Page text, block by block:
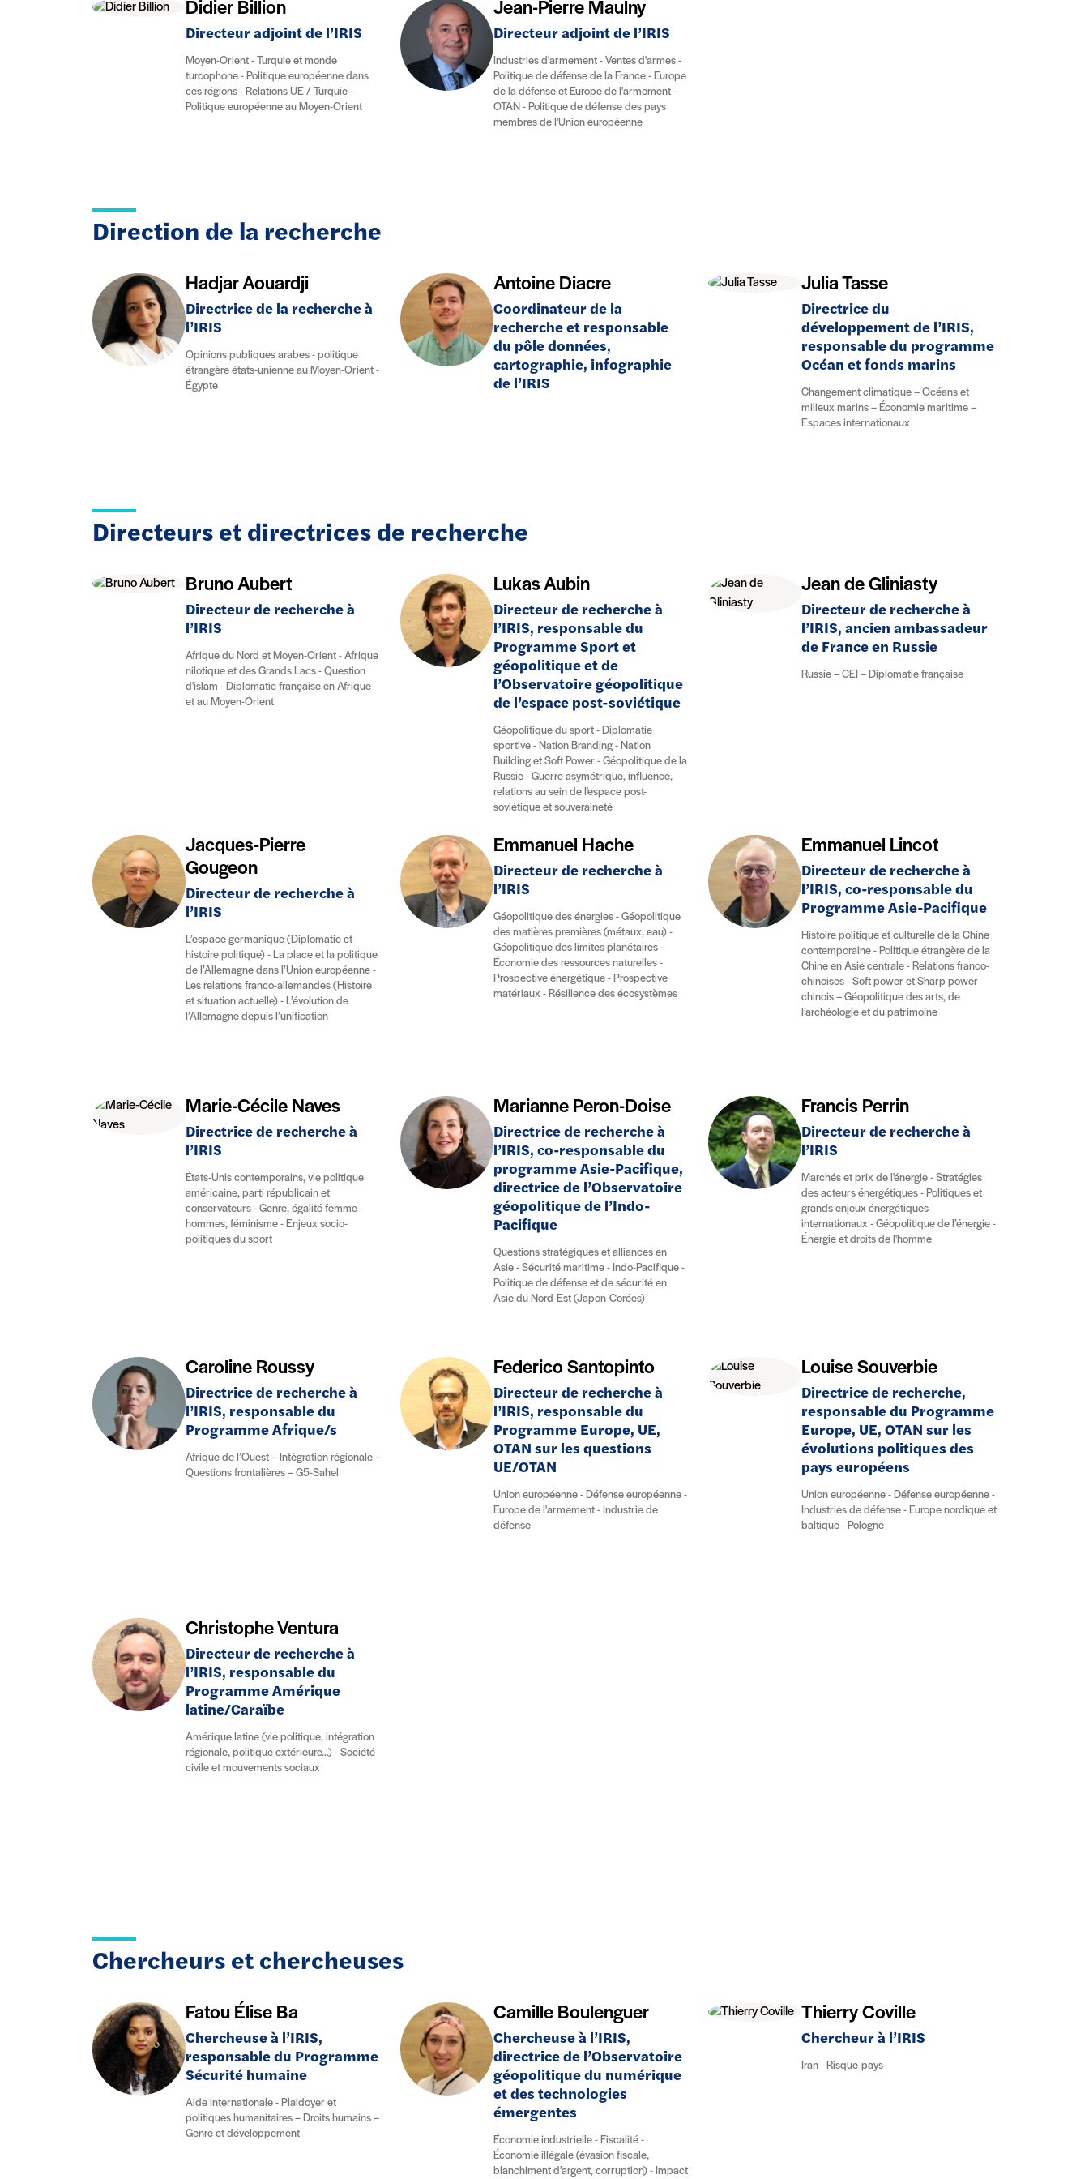
Didier Billion
Directeur adjoint de l’IRIS
Moyen-Orient - Turquie et monde
turcophone - Politique européenne dans
ces régions - Relations UE / Turquie -
Politique européenne au Moyen-Orient
Jean-Pierre Maulny
Directeur adjoint de l’IRIS
Industries d'armement - Ventes d'armes -
Politique de défense de la France - Europe
de la défense et Europe de l'armement -
OTAN - Politique de défense des pays
membres de l'Union européenne
Direction de la recherche
Hadjar Aouardji
Directrice de la recherche à
l’IRIS
Opinions publiques arabes - politique
étrangère états-unienne au Moyen-Orient -
Égypte
Antoine Diacre
Coordinateur de la
recherche et responsable
du pôle données,
cartographie, infographie
de l’IRIS
Julia Tasse
Directrice du
développement de l’IRIS,
responsable du programme
Océan et fonds marins
Changement climatique – Océans et
milieux marins – Économie maritime –
Espaces internationaux
Directeurs et directrices de recherche
Bruno Aubert
Directeur de recherche à
l’IRIS
Afrique du Nord et Moyen-Orient - Afrique
nilotique et des Grands Lacs - Question
d'islam - Diplomatie française en Afrique
et au Moyen-Orient
Lukas Aubin
Directeur de recherche à
l’IRIS, responsable du
Programme Sport et
géopolitique et de
l’Observatoire géopolitique
de l’espace post-soviétique
Géopolitique du sport - Diplomatie
sportive - Nation Branding - Nation
Building et Soft Power - Géopolitique de la
Russie - Guerre asymétrique, influence,
relations au sein de l'espace post-
soviétique et souveraineté
Jean de Gliniasty
Directeur de recherche à
l’IRIS, ancien ambassadeur
de France en Russie
Russie – CEI – Diplomatie française
Jacques-Pierre
Gougeon
Directeur de recherche à
l’IRIS
L’espace germanique (Diplomatie et
histoire politique) - La place et la politique
de l’Allemagne dans l’Union européenne -
Les relations franco-allemandes (Histoire
et situation actuelle) - L’évolution de
l’Allemagne depuis l’unification
Emmanuel Hache
Directeur de recherche à
l’IRIS
Géopolitique des énergies - Géopolitique
des matières premières (métaux, eau) -
Géopolitique des limites planétaires -
Économie des ressources naturelles -
Prospective énergétique - Prospective
matériaux - Résilience des écosystèmes
Emmanuel Lincot
Directeur de recherche à
l’IRIS, co-responsable du
Programme Asie-Pacifique
Histoire politique et culturelle de la Chine
contemporaine - Politique étrangère de la
Chine en Asie centrale - Relations franco-
chinoises - Soft power et Sharp power
chinois – Géopolitique des arts, de
l’archéologie et du patrimoine
Marie-Cécile Naves
Directrice de recherche à
l’IRIS
États-Unis contemporains, vie politique
américaine, parti républicain et
conservateurs - Genre, égalité femme-
hommes, féminisme - Enjeux socio-
politiques du sport
Marianne Peron-Doise
Directrice de recherche à
l’IRIS, co-responsable du
programme Asie-Pacifique,
directrice de l’Observatoire
géopolitique de l’Indo-
Pacifique
Questions stratégiques et alliances en
Asie - Sécurité maritime - Indo-Pacifique -
Politique de défense et de sécurité en
Asie du Nord-Est (Japon-Corées)
Francis Perrin
Directeur de recherche à
l’IRIS
Marchés et prix de l'énergie - Stratégies
des acteurs énergétiques - Politiques et
grands enjeux énergétiques
internationaux - Géopolitique de l’énergie -
Énergie et droits de l'homme
Caroline Roussy
Directrice de recherche à
l’IRIS, responsable du
Programme Afrique/s
Afrique de l’Ouest – Intégration régionale –
Questions frontalières – G5-Sahel
Federico Santopinto
Directeur de recherche à
l’IRIS, responsable du
Programme Europe, UE,
OTAN sur les questions
UE/OTAN
Union européenne - Défense européenne -
Europe de l'armement - Industrie de
défense
Louise Souverbie
Directrice de recherche,
responsable du Programme
Europe, UE, OTAN sur les
évolutions politiques des
pays européens
Union européenne - Défense européenne -
Industries de défense - Europe nordique et
baltique - Pologne
Christophe Ventura
Directeur de recherche à
l’IRIS, responsable du
Programme Amérique
latine/Caraïbe
Amérique latine (vie politique, intégration
régionale, politique extérieure…) - Société
civile et mouvements sociaux
Chercheurs et chercheuses
Fatou Élise Ba
Chercheuse à l’IRIS,
responsable du Programme
Sécurité humaine
Aide internationale - Plaidoyer et
politiques humanitaires – Droits humains –
Genre et développement
Camille Boulenguer
Chercheuse à l’IRIS,
directrice de l’Observatoire
géopolitique du numérique
et des technologies
émergentes
Économie industrielle - Fiscalité -
Économie illégale (évasion fiscale,
blanchiment d’argent, corruption) - Impact
Thierry Coville
Chercheur à l’IRIS
Iran - Risque-pays